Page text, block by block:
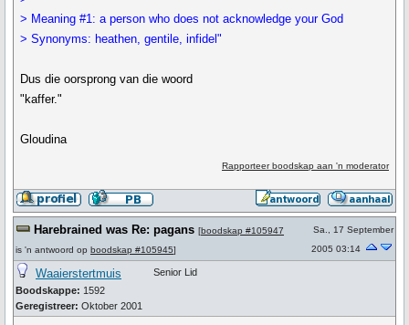
> Meaning #1: a person who does not acknowledge your God
> Synonyms: heathen, gentile, infidel"
Dus die oorsprong van die woord
"kaffer."
Gloudina
Rapporteer boodskap aan 'n moderator
Harebrained was Re: pagans [boodskap #105947
is 'n antwoord op boodskap #105945]
Sa., 17 September
2005 03:14
Waaierstertmuis
Boodskappe: 1592
Geregistreer: Oktober 2001
Senior Lid